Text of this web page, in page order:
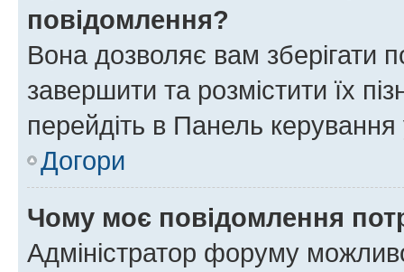
повідомлення?
Вона дозволяє вам зберігати
завершити та розмістити їх
перейдіть в Панель керування
Догори
Чому моє повідомлення
Адміністратор форуму